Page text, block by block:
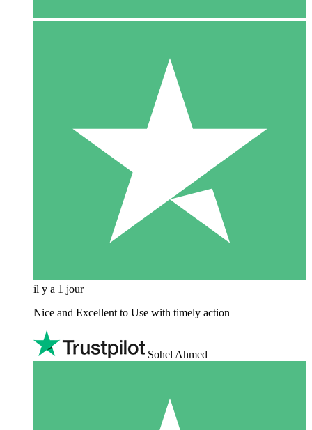
il y a 1 jour
Nice and Excellent to Use with timely action
Sohel Ahmed